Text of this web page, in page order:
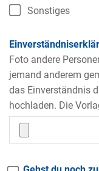
Sonstiges
Foto andere
jemand anderem
das Einverständnis
hochladen. Die